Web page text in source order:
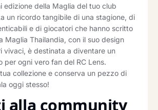
edizione della Maglia del tuo club
un ricordo tangibile di una stagione, di
e di giocatori che hanno scritto
Maglia Thailandia, con il suo design
vivaci, è destinata a diventare un
per ogni vero fan del RC Lens.
collezione e conserva un pezzo di
oggi stesso!
alla community